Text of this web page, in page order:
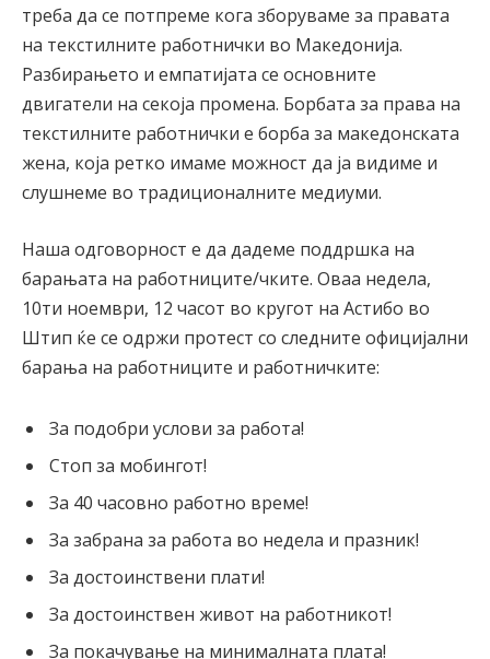
треба да се потпреме кога зборуваме за правата
на текстилните работнички во Македонија.
Разбирањето и емпатијата се основните
двигатели на секоја промена. Борбата за права на
текстилните работнички е борба за македонската
жена, која ретко имаме можност да ја видиме и
слушнеме во традиционалните медиуми.
Наша одговорност е да дадеме поддршка на
барањата на работниците/чките. Оваа недела,
10ти ноември, 12 часот во кругот на Астибо во
Штип ќе се одржи протест со следните официјални
барања на работниците и работничките:
За подобри услови за работа!
Стоп за мобингот!
За 40 часовно работно време!
За забрана за работа во недела и празник!
За достоинствени плати!
За достоинствен живот на работникот!
За покачување на минималната плата!